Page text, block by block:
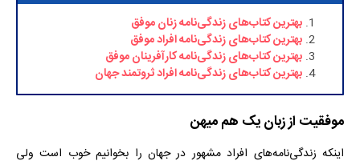
بهترین کتاب‌های زندگی‌نامه زنان موفق
بهترین کتاب‌های زندگی‌نامه افراد موفق
بهترین کتاب‌های زندگی‌نامه کارآفرینان موفق
بهترین کتاب‌های زندگی‌نامه افراد ثروتمند جهان
موفقیت از زبان یک هم میهن
اینکه زندگی‌نامه‌های افراد مشهور در جهان را بخوانیم خوب است ولی